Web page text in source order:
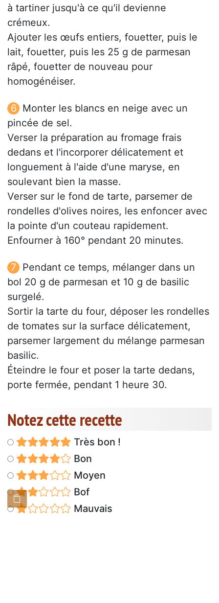
à tartiner jusqu'à ce qu'il devienne
crémeux.
Ajouter les œufs entiers, fouetter, puis le
lait, fouetter, puis les 25 g de parmesan
râpé, fouetter de nouveau pour
homogénéiser.
Monter les blancs en neige avec un
pincée de sel.
Verser la préparation au fromage frais
dedans et l'incorporer délicatement et
longuement à l'aide d'une maryse, en
soulevant bien la masse.
Verser sur le fond de tarte, parsemer de
rondelles d'olives noires, les enfoncer avec
la pointe d'un couteau rapidement.
Enfourner à 160° pendant 20 minutes.
Pendant ce temps, mélanger dans un
bol 20 g de parmesan et 10 g de basilic
surgelé.
Sortir la tarte du four, déposer les rondelles
de tomates sur la surface délicatement,
parsemer largement du mélange parmesan
basilic.
Éteindre le four et poser la tarte dedans,
porte fermée, pendant 1 heure 30.
Notez cette recette
Très bon !
Bon
Moyen
Bof
Mauvais